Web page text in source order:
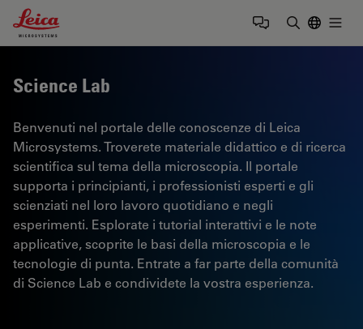
Leica Microsystems Logo
Science Lab
Benvenuti nel portale delle conoscenze di Leica
Microsystems. Troverete materiale didattico e di ricerca
scientifica sul tema della microscopia. Il portale
supporta i principianti, i professionisti esperti e gli
scienziati nel loro lavoro quotidiano e negli
esperimenti. Esplorate i tutorial interattivi e le note
applicative, scoprite le basi della microscopia e le
tecnologie di punta. Entrate a far parte della comunità
di Science Lab e condividete la vostra esperienza.